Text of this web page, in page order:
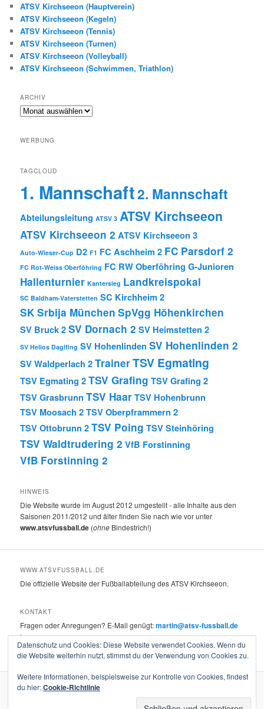
ATSV Kirchseeon (Hauptverein)
ATSV Kirchseeon (Kegeln)
ATSV Kirchseeon (Tennis)
ATSV Kirchseeon (Turnen)
ATSV Kirchseeon (Volleyball)
ATSV Kirchseeon (Schwimmen, Triathlon)
ARCHIV
Archiv
WERBUNG
TAGCLOUD
1. Mannschaft2. Mannschaft
Abteilungsleitung ATSV 3 ATSV Kirchseeon
ATSV Kirchseeon 2 ATSV Kirchseeon 3
Auto-Wieser-Cup D2 F1 FC Aschheim 2 FC Parsdorf 2
FC Rot-Weiss Oberföhring FC RW Oberföhring G-Junioren
Hallenturnier Kantersieg Landkreispokal
SC Baldham-Vaterstetten SC Kirchheim 2
SK Srbija München SpVgg Höhenkirchen
SV Bruck 2 SV Dornach 2 SV Heimstetten 2
SV Helios Daglfing SV Hohenlinden SV Hohenlinden 2
SV Waldperlach 2 TrainerTSV Egmating
TSV Egmating 2 TSV Grafing TSV Grafing 2
TSV Grasbrunn TSV Haar TSV Hohenbrunn
TSV Moosach 2 TSV Oberpframmern 2
TSV Ottobrunn 2 TSV Poing TSV Steinhöring
TSV Waldtrudering 2 VfB Forstinning
VfB Forstinning 2
HINWEIS
Die Website wurde im August 2012 umgestellt - alle Inhalte aus den
Saisonen 2011/2012 und älter finden Sie nach wie vor unter
www.atsvfussball.de (ohne Bindestrich!)
WWW.ATSVFUSSBALL.DE
Die offizielle Website der Fußballabteilung des ATSV Kirchseeon.
KONTAKT
Fragen oder Anregungen? E-Mail genügt:martin@atsv-fussball.de
Impressum
Stolz präsentiert von WordPress
Datenschutz und Cookies: Diese Website verwendet Cookies. Wenn du
die Website weiterhin nutzt, stimmst du der Verwendung von Cookies zu.
Weitere Informationen, beispielsweise zur Kontrolle von Cookies, findest
du hier:Cookie-Richtlinie